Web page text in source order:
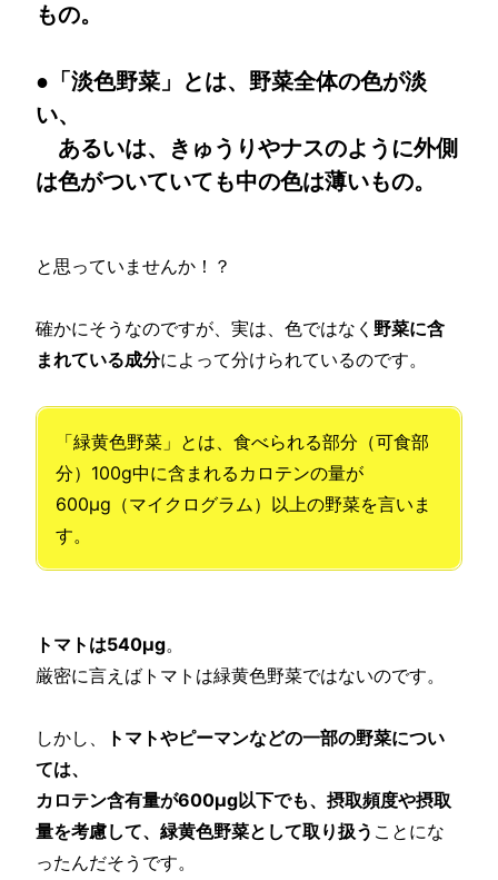
もの。
●「淡色野菜」とは、野菜全体の色が淡
い、
あるいは、きゅうりやナスのように外側
は色がついていても中の色は薄いもの。
と思っていませんか！？
確かにそうなのですが、実は、色ではなく 野菜に含
まれている成分によって分けられているのです。
「緑黄色野菜」とは、食べられる部分（可食部
分）100g中に含まれるカロテンの量が
600μg（マイクログラム）以上の野菜を言いま
す。
トマトは540μg。
厳密に言えばトマトは緑黄色野菜ではないのです。
しかし、
トマトやピーマンなどの一部の野菜につい
ては、
カロテン含有量が600μg以下でも、摂取頻度や摂取
量を考慮して、緑黄色野菜として取り扱う ことにな
ったんだそうです。